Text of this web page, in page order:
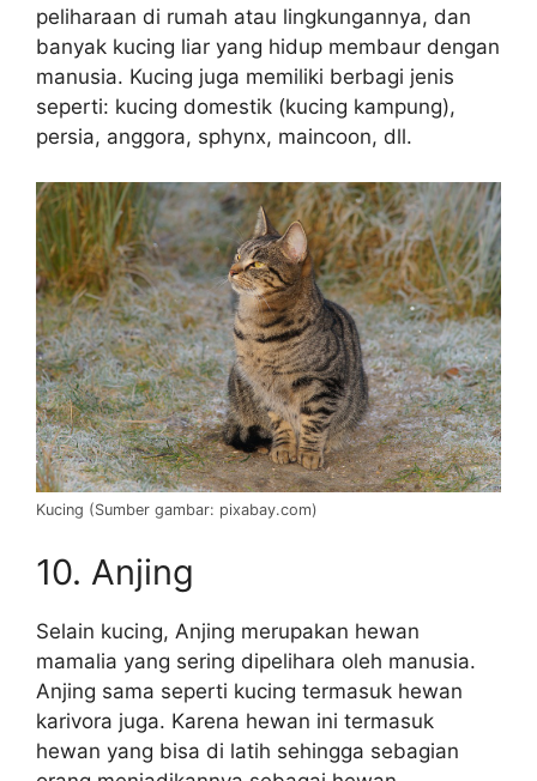
peliharaan di rumah atau lingkungannya, dan
banyak kucing liar yang hidup membaur dengan
manusia. Kucing juga memiliki berbagi jenis
seperti: kucing domestik (kucing kampung),
persia, anggora, sphynx, maincoon, dll.
Kucing (Sumber gambar: pixabay.com)
10. Anjing
Selain kucing, Anjing merupakan hewan
mamalia yang sering dipelihara oleh manusia.
Anjing sama seperti kucing termasuk hewan
karivora juga. Karena hewan ini termasuk
hewan yang bisa di latih sehingga sebagian